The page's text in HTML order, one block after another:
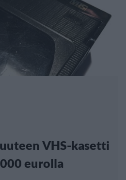
VHS-kasetti
eurolla